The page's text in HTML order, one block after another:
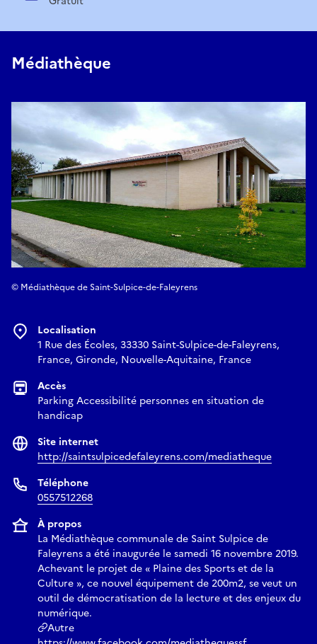
Médiathèque
© Médiathèque de Saint-Sulpice-de-Faleyrens
Localisation
1 Rue des Écoles, 33330 Saint-Sulpice-de-Faleyrens,
France, Gironde, Nouvelle-Aquitaine, France
Accès
Parking Accessibilité personnes en situation de
handicap
Site internet
http://saintsulpicedefaleyrens.com/mediatheque
Téléphone
0557512268
À propos
La Médiathèque communale de Saint Sulpice de
Faleyrens a été inaugurée le samedi 16 novembre 2019.
Achevant le projet de « Plaine des Sports et de la
Culture », ce nouvel équipement de 200m2, se veut un
outil de démocratisation de la lecture et des enjeux du
numérique.
Autre